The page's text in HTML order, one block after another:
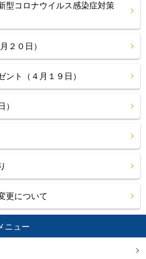
型コロナウイルス感染症対策
２０日）
ント（４月１９日）
）
更について